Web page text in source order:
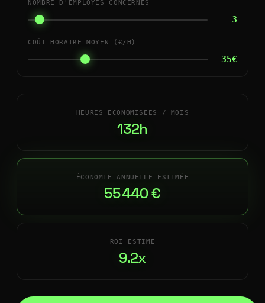
NOMBRE D'EMPLOYÉS CONCERNÉS
3
COÛT HORAIRE MOYEN (€/H)
35€
HEURES ÉCONOMISÉES / MOIS
132h
ÉCONOMIE ANNUELLE ESTIMÉE
55 440 €
ROI ESTIMÉ
9.2x